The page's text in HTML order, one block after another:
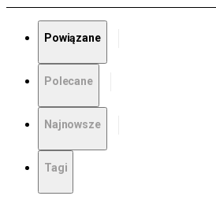
Powiązane
Polecane
Najnowsze
Tagi